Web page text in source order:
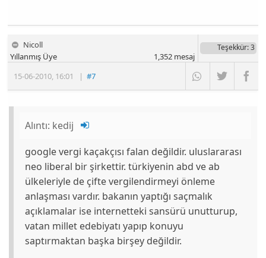
Nicoll
15-06-2010, 16:01 |#7
Yıllanmış Üye
Teşekkür: 3
1,352mesaj
Alıntı: kedij
google vergi kaçakçısı falan değildir. uluslararası
neo liberal bir şirkettir. türkiyenin abd ve ab
ülkeleriyle de çifte vergilendirmeyi önleme
anlaşması vardır. bakanın yaptığı saçmalık
açıklamalar ise internetteki sansürü unutturup,
vatan millet edebiyatı yapıp konuyu
saptırmaktan başka birşey değildir.